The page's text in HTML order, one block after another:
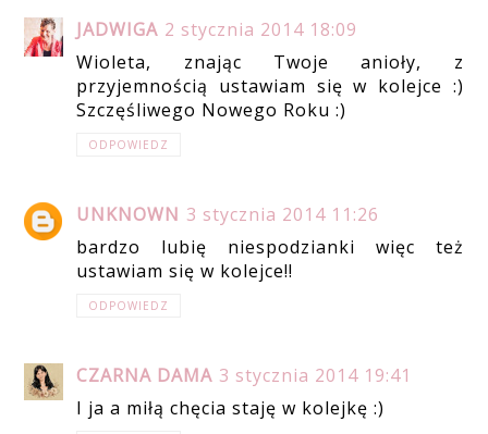
JADWIGA 2 stycznia 2014 18:09
Wioleta, znając Twoje anioły, z
przyjemnością ustawiam się w kolejce :)
Szczęśliwego Nowego Roku :)
ODPOWIEDZ
UNKNOWN 3 stycznia 2014 11:26
bardzo lubię niespodzianki więc też
ustawiam się w kolejce!!
ODPOWIEDZ
CZARNA DAMA 3 stycznia 2014 19:41
I ja a miłą chęcia staję w kolejkę :)